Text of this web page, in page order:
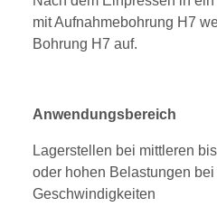
mit Aufnahmebohrung H7
Bohrung H7 auf.
Anwendungsbereich
Lagerstellen bei mittleren
oder hohen Belastungen
Geschwindigkeiten